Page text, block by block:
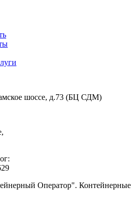
шоссе, д.73 (БЦ СДМ)
Оператор". Контейнерные